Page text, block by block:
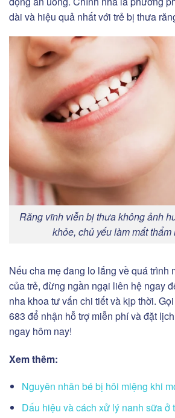
dài và hiệu quả nhất với trẻ bị thưa
Răng vĩnh viễn bị thưa không ảnh
khỏe, chủ yếu làm mất thẩm
Nếu cha mẹ đang lo lắng về quá trình
của trẻ, đừng ngần ngại liên hệ ngay
nha khoa tư vấn chi tiết và kịp thời.
683 để nhận hỗ trợ miễn phí và đặt
ngay hôm nay!
Xem thêm:
Nguyên nhân bé bị hôi miệng khi
Dấu hiệu và cách xử lý nanh sữa ở